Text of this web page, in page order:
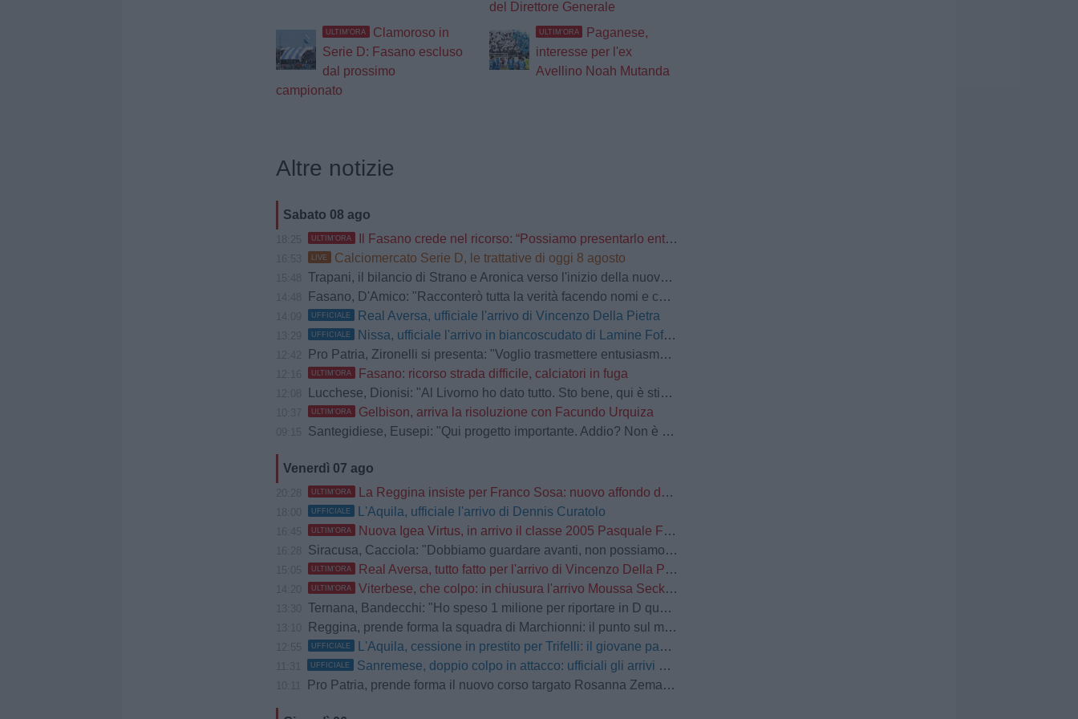
del Direttore Generale
ULTIM'ORA
Clamoroso in
Serie D: Fasano escluso
dal prossimo
campionato
ULTIM'ORA
Paganese,
interesse per l'ex
Avellino Noah Mutanda
Altre notizie
Sabato 08 ago
ULTIM'ORA Il Fasano crede nel ricorso: “Possiamo presentarlo entro 30 giorni dal comunicato”
LIVE Calciomercato Serie D, le trattative di oggi 8 agosto
Trapani, il bilancio di Strano e Aronica verso l'inizio della nuova stagione
Fasano, D'Amico: "Racconterò tutta la verità facendo nomi e cognomi"
UFFICIALE Real Aversa, ufficiale l'arrivo di Vincenzo Della Pietra
UFFICIALE Nissa, ufficiale l'arrivo in biancoscudato di Lamine Fofana
Pro Patria, Zironelli si presenta: "Voglio trasmettere entusiasmo. Il passato va cancellato"
ULTIM'ORA Fasano: ricorso strada difficile, calciatori in fuga
Lucchese, Dionisi: "Al Livorno ho dato tutto. Sto bene, qui è stimolante"
ULTIM'ORA Gelbison, arriva la risoluzione con Facundo Urquiza
Santegidiese, Eusepi: "Qui progetto importante. Addio? Non è dipeso da me"
Venerdì 07 ago
ULTIM'ORA La Reggina insiste per Franco Sosa: nuovo affondo del club amaranto
UFFICIALE L'Aquila, ufficiale l'arrivo di Dennis Curatolo
ULTIM'ORA Nuova Igea Virtus, in arrivo il classe 2005 Pasquale Faccetti
Siracusa, Cacciola: "Dobbiamo guardare avanti, non possiamo prenderci carico di quello che è successo lo scorso anno"
ULTIM'ORA Real Aversa, tutto fatto per l'arrivo di Vincenzo Della Pietra
ULTIM'ORA Viterbese, che colpo: in chiusura l'arrivo Moussa Seck Ndoye dal Livorno
Ternana, Bandecchi: "Ho speso 1 milione per riportare in D questa società"
Reggina, prende forma la squadra di Marchionni: il punto sul mercato
UFFICIALE L'Aquila, cessione in prestito per Trifelli: il giovane passa al Bologna
UFFICIALE Sanremese, doppio colpo in attacco: ufficiali gli arrivi di Ganz e Klimavičius
Pro Patria, prende forma il nuovo corso targato Rosanna Zema: la conferenza stampa